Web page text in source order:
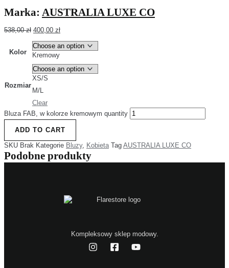
Marka: AUSTRALIA LUXE CO
538,00zł 400,00 zł
Kolor Kremowy
Rozmiar
XS/S
M/L
Clear
Bluza FAB, w kolorze kremowym quantity
ADD TO CART
SKU Brak Kategorie Bluzy, Kobieta Tag AUSTRALIA LUXE CO
Podobne produkty
Kompleksowy sklep modowy.